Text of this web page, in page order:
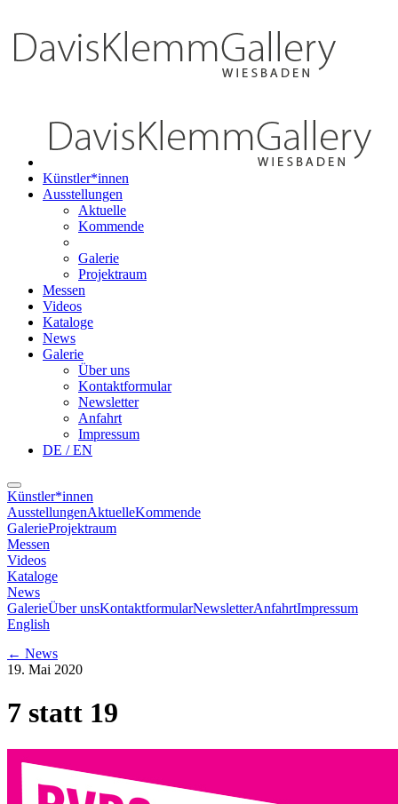
Künstler*innen
Ausstellungen
Aktuelle
Kommende
Galerie
Projektraum
Messen
Videos
Kataloge
News
Galerie
Über uns
Kontaktformular
Newsletter
Anfahrt
Impressum
DE / EN
Künstler*innen
AusstellungenAktuelleKommende
GalerieProjektraum
Messen
Videos
Kataloge
News
GalerieÜber unsKontaktformularNewsletterAnfahrtImpressum
English
← News
19. Mai 2020
7 statt 19